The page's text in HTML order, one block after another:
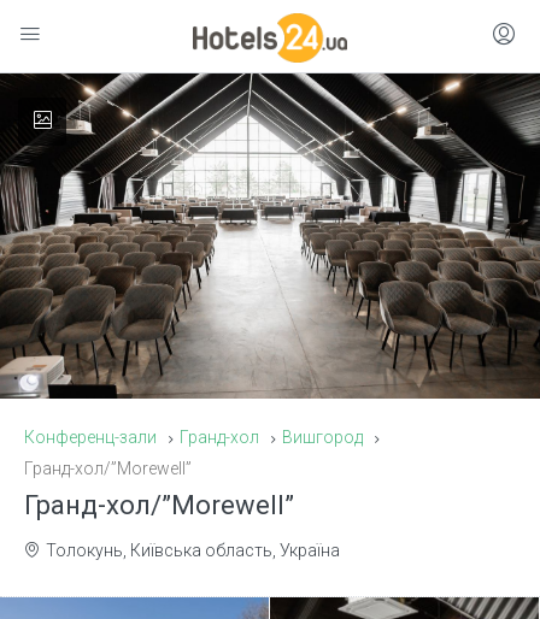
Конференц-зали Гранд-хол
Вишгород
Гранд-хол/”Morewell”
Гранд-хол/”Morewell”
Толокунь, Київська область, Україна